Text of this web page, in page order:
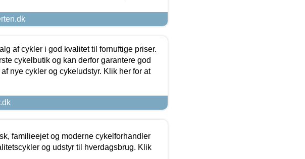
af cykler i god kvalitet til fornuftige priser.
cykelbutik og kan derfor garantere god
nye cykler og cykeludstyr. Klik her for at
familieejet og moderne cykelforhandler
og udstyr til hverdagsbrug. Klik